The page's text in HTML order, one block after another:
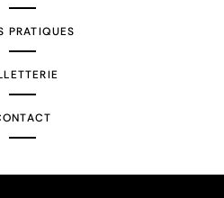
PRATIQUES